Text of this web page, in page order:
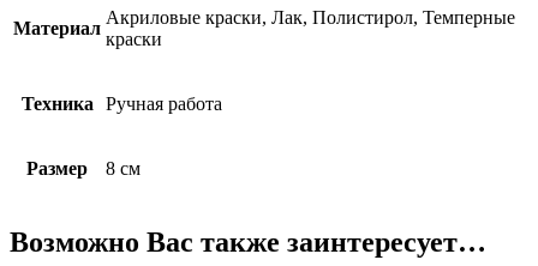
Материал
Акриловые краски, Лак, Полистирол, Темперные
краски
Техника Ручная работа
Размер 8 см
Возможно Вас также заинтересует…